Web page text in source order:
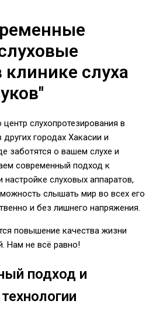
слуха
слухопротезирования в
городах Хакасии и
заботятся о вашем слухе и
современный подход к
настройке слуховых аппаратов,
слышать мир во всех его
и без лишнего напряжения.
повышение качества жизни
Нам не всё равно!
подход и